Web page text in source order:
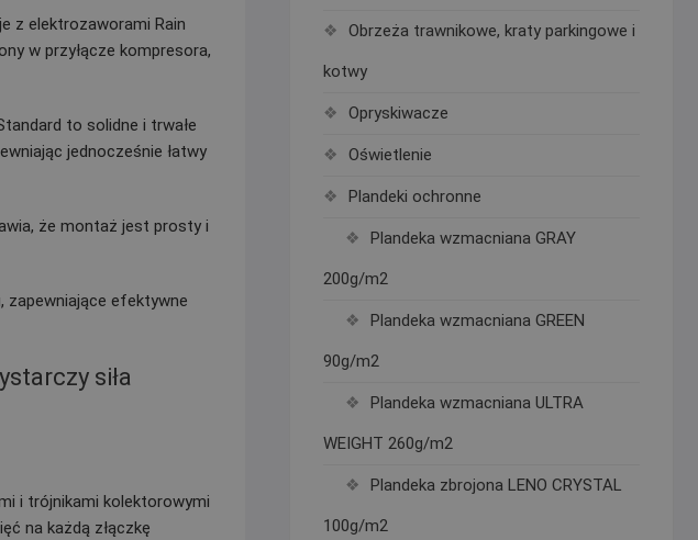
z elektrozaworami Rain
w przyłącze kompresora,
to solidne i trwałe
jednocześnie łatwy
że montaż jest prosty i
zapewniające efektywne
siła
i trójnikami kolektorowymi
na każdą złączkę
Obrzeża trawnikowe, kraty parkingowe i
kotwy
Opryskiwacze
Oświetlenie
Plandeki ochronne
Plandeka wzmacniana GRAY
200g/m2
Plandeka wzmacniana GREEN
90g/m2
Plandeka wzmacniana ULTRA
WEIGHT 260g/m2
Plandeka zbrojona LENO CRYSTAL
100g/m2